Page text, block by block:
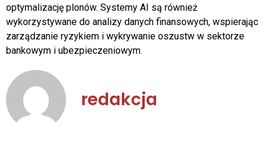
optymalizację plonów. Systemy AI są również
wykorzystywane do analizy danych finansowych, wspierając
zarządzanie ryzykiem i wykrywanie oszustw w sektorze
bankowym i ubezpieczeniowym.
redakcja